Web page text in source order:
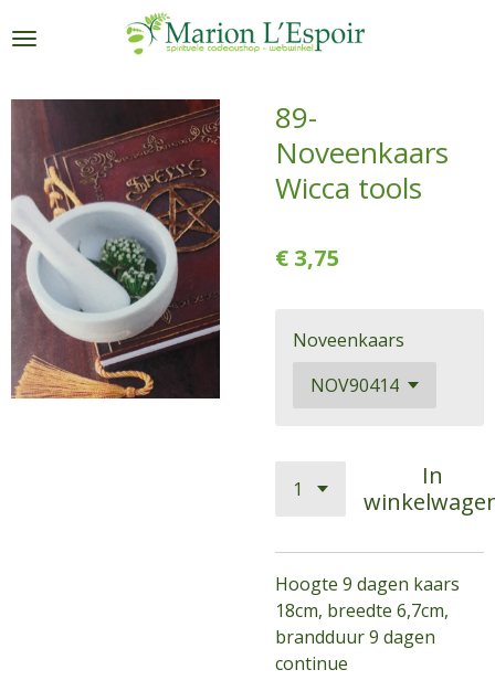
direct
de
89-
Noveenkaars
Wicca tools
€ 3,75
Noveenkaars
In
Hoogte 9 dagen kaars
18cm, breedte 6,7cm,
brandduur 9 dagen
continue